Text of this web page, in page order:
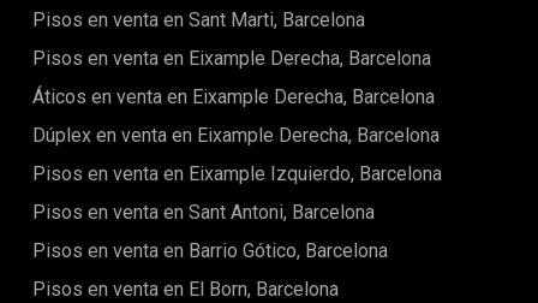
a exclusivas zonas comunitarias con jardines paisajísticos,
piscinas exteriores y sistema de videovigilanciaUna
propiedad equilibrada que combina diseño contemporáneo,
desarrollos residenciales más demandados de la zona.
Pisos en venta en Sant Marti, Barcelona
Pisos en venta en Eixample Derecha, Barcelona
Áticos en venta en Eixample Derecha, Barcelona
Dúplex en venta en Eixample Derecha, Barcelona
Pisos en venta en Eixample Izquierdo, Barcelona
Pisos en venta en Sant Antoni, Barcelona
Pisos en venta en Barrio Gótico, Barcelona
Pisos en venta en El Born, Barcelona